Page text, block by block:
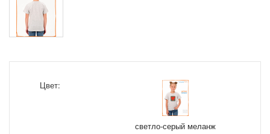
Цвет:
светло-серый меланж